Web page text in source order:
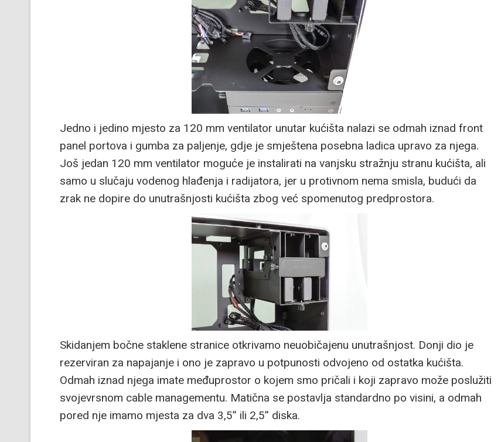
Jedno i jedino mjesto za 120 mm ventilator unutar kućišta nalazi se odmah iznad front
panel portova i gumba za paljenje, gdje je smještena posebna ladica upravo za njega.
Još jedan 120 mm ventilator moguće je instalirati na vanjsku stražnju stranu kućišta, ali
samo u slučaju vodenog hlađenja i radijatora, jer u protivnom nema smisla, budući da
zrak ne dopire do unutrašnjosti kućišta zbog već spomenutog predprostora.
Skidanjem bočne staklene stranice otkrivamo neuobičajenu unutrašnjost. Donji dio je
rezerviran za napajanje i ono je zapravo u potpunosti odvojeno od ostatka kućišta.
Odmah iznad njega imate međuprostor o kojem smo pričali i koji zapravo može poslužiti
svojevrsnom cable managementu. Matična se postavlja standardno po visini, a odmah
pored nje imamo mjesta za dva 3,5” ili 2,5” diska.